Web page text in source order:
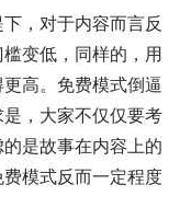
，对于内容而言反
变低，同样的，用
高。免费模式倒逼
，大家不仅仅要考
是故事在内容上的
模式反而一定程度